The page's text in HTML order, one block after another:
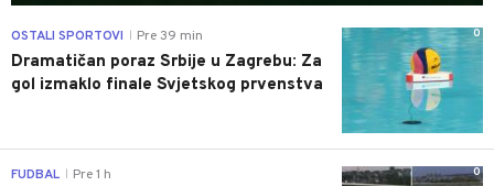
0
OSTALI SPORTOVI Pre 39 min
Dramatičan poraz Srbije u Zagrebu: Za
gol izmaklo finale Svjetskog prvenstva
0
FUDBAL Pre 1 h